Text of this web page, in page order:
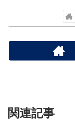
関連記事